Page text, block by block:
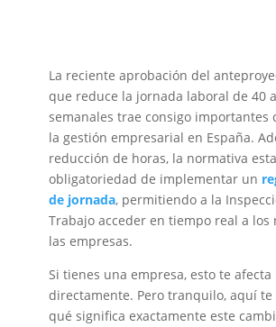
La reciente aprobación del
que reduce la jornada laboral de 40
semanales trae consigo importantes
la gestión empresarial en España.
reducción de horas, la normativa
obligatoriedad de implementar un
de jornada, permitiendo a la
Trabajo acceder en tiempo real a los
las empresas.
Si tienes una empresa, esto te afecta
directamente. Pero tranquilo, aquí te
qué significa exactamente este